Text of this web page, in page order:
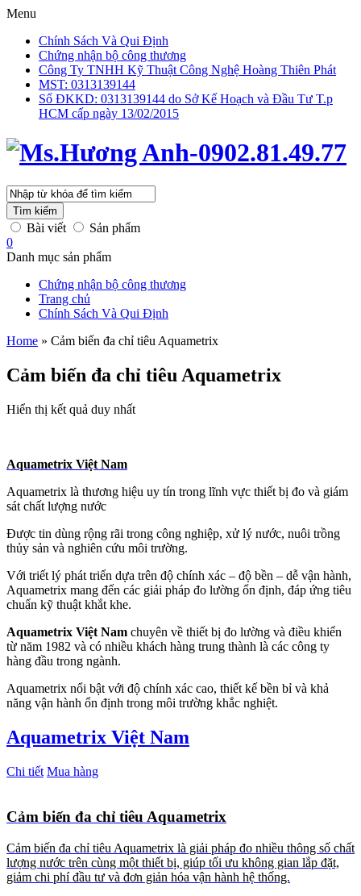
Menu
Chính Sách Và Qui Định
Chứng nhận bộ công thương
Công Ty TNHH Kỹ Thuật Công Nghệ Hoàng Thiên Phát
MST: 0313139144
Số ĐKKD: 0313139144 do Sở Kế Hoạch và Đầu Tư T.p
HCM cấp ngày 13/02/2015
Tìm kiếm
Bài viết
Sản phẩm
0
Danh mục sản phẩm
Chứng nhận bộ công thương
Trang chủ
Chính Sách Và Qui Định
Home » Cảm biến đa chỉ tiêu Aquametrix
Cảm biến đa chỉ tiêu Aquametrix
Hiển thị kết quả duy nhất
Aquametrix Việt Nam
Aquametrix là thương hiệu uy tín trong lĩnh vực thiết bị đo và giám
sát chất lượng nước
Được tin dùng rộng rãi trong công nghiệp, xử lý nước, nuôi trồng
thủy sản và nghiên cứu môi trường.
Với triết lý phát triển dựa trên độ chính xác – độ bền – dễ vận hành,
Aquametrix mang đến các giải pháp đo lường ổn định, đáp ứng tiêu
chuẩn kỹ thuật khắt khe.
Aquametrix Việt Nam chuyên về thiết bị đo lường và điều khiển
từ năm 1982 và có nhiều khách hàng trung thành là các công ty
hàng đầu trong ngành.
Aquametrix nổi bật với độ chính xác cao, thiết kế bền bỉ và khả
năng vận hành ổn định trong môi trường khắc nghiệt.
Aquametrix Việt Nam
Chi tiết Mua hàng
Cảm biến đa chỉ tiêu Aquametrix
Cảm biến đa chỉ tiêu Aquametrix là giải pháp đo nhiều thông số chất
lượng nước trên cùng một thiết bị, giúp tối ưu không gian lắp đặt,
giảm chi phí đầu tư và đơn giản hóa vận hành hệ thống.